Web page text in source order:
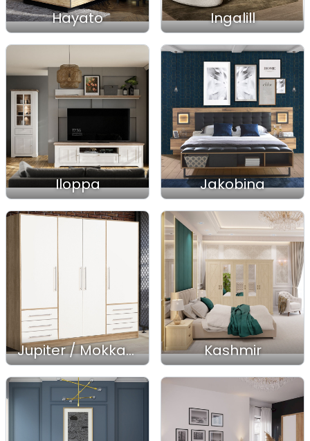
Hayato Ingalill
Iloppa Jakobina
Jupiter / Mokkaris Kashmir